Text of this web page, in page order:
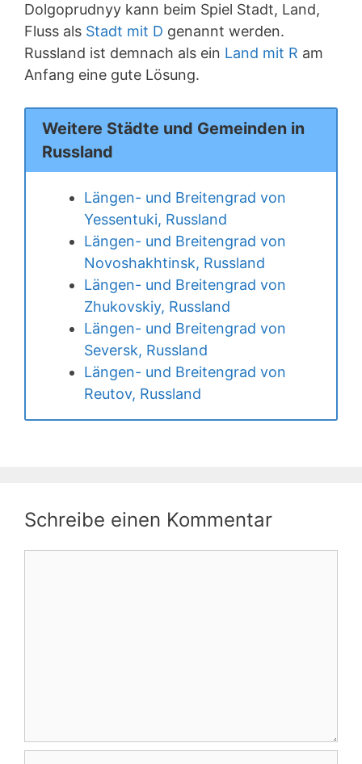
Dolgoprudnyy kann beim Spiel Stadt, Land,
Fluss als Stadt mit D genannt werden.
Russland ist demnach als ein Land mit R am
Anfang eine gute Lösung.
Weitere Städte und Gemeinden in
Russland
Längen- und Breitengrad von
Yessentuki, Russland
Längen- und Breitengrad von
Novoshakhtinsk, Russland
Längen- und Breitengrad von
Zhukovskiy, Russland
Längen- und Breitengrad von
Seversk, Russland
Längen- und Breitengrad von
Reutov, Russland
Schreibe einen Kommentar